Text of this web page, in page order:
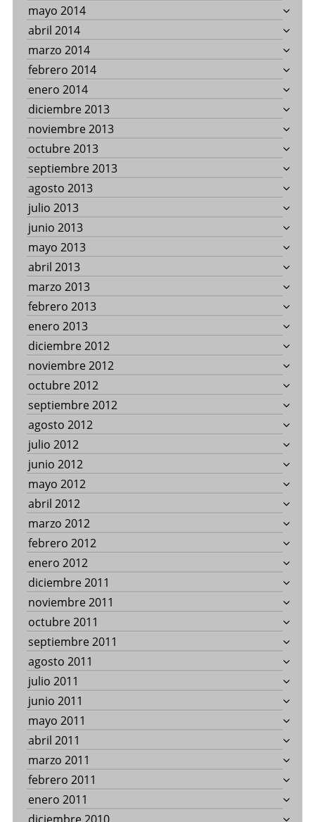
mayo 2014
abril 2014
marzo 2014
febrero 2014
enero 2014
diciembre 2013
noviembre 2013
octubre 2013
septiembre 2013
agosto 2013
julio 2013
junio 2013
mayo 2013
abril 2013
marzo 2013
febrero 2013
enero 2013
diciembre 2012
noviembre 2012
octubre 2012
septiembre 2012
agosto 2012
julio 2012
junio 2012
mayo 2012
abril 2012
marzo 2012
febrero 2012
enero 2012
diciembre 2011
noviembre 2011
octubre 2011
septiembre 2011
agosto 2011
julio 2011
junio 2011
mayo 2011
abril 2011
marzo 2011
febrero 2011
enero 2011